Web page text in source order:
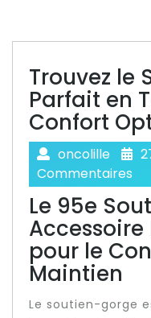
Trouvez le
Parfait en
Confort
oncolille
Commentaires
Le 95e
pour le
Maintien
Le soutien-gorge